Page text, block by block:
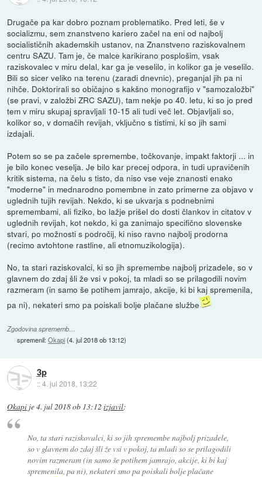
Drugače pa kar dobro poznam problematiko. Pred leti, še v
socializmu, sem znanstveno kariero začel na eni od najbolj
socialističnih akademskih ustanov, na Znanstveno raziskovalnem
centru SAZU. Tam je, če malce karikirano posplošim, vsak
raziskovalec v miru delal, kar ga je veselilo, in kolikor ga je veselilo.
Bili so sicer veliko na terenu (zaradi dnevnic), preganjal jih pa ni
nihče. Doktorirali so običajno s kakšno monografijo v "samozaložbi"
(se pravi, v založbi ZRC SAZU), tam nekje po 40. letu, ki so jo pred
tem v miru skupaj spravljali 10-15 ali tudi več let. Objavljali so,
kolikor so, v domačih revijah, vključno s tistimi, ki so jih sami
izdajali.
Potem so se pa začele spremembe, točkovanje, impakt faktorji ... in
je bilo konec veselja. Je bilo kar precej odpora, in tudi upravičenih
kritik sistema, na čelu s tisto, da niso vse veje znanosti enako
"moderne" in mednarodno pomembne in zato primerne za objavo v
uglednih tujih revijah. Nekdo, ki se ukvarja s podnebnimi
spremembami, ali fiziko, bo lažje prišel do dosti člankov in citatov v
uglednih revijah, kot nekdo, ki ga zanimajo specifično slovenske
stvari, po možnosti s področij, ki niso ravno najbolj prodorna
(recimo avtohtone rastline, ali etnomuzikologija).
No, ta stari raziskovalci, ki so jih spremembe najbolj prizadele, so v
glavnem do zdaj šli že vsi v pokoj, ta mladi so se prilagodili novim
razmeram (in samo še potihem jamrajo, akcije, ki bi kaj spremenila,
pa ni), nekateri smo pa poiskali bolje plačane službe
Zgodovina sprememb…
spremenil:Okapi(4. jul 2018 ob 13:12)
3p
::4. jul 2018, 13:22
Okapi je4. jul 2018 ob 13:12 izjavil:
No, ta stari raziskovalci, ki so jih spremembe najbolj prizadele,
so v glavnem do zdaj šli že vsi v pokoj, ta mladi so se prilagodili
novim razmeram (in samo še potihem jamrajo, akcije, ki bi kaj
spremenila, pa ni), nekateri smo pa poiskali bolje plačane